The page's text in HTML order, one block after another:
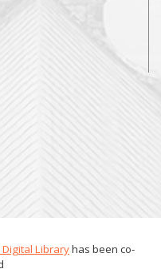
Libraryhas been co-